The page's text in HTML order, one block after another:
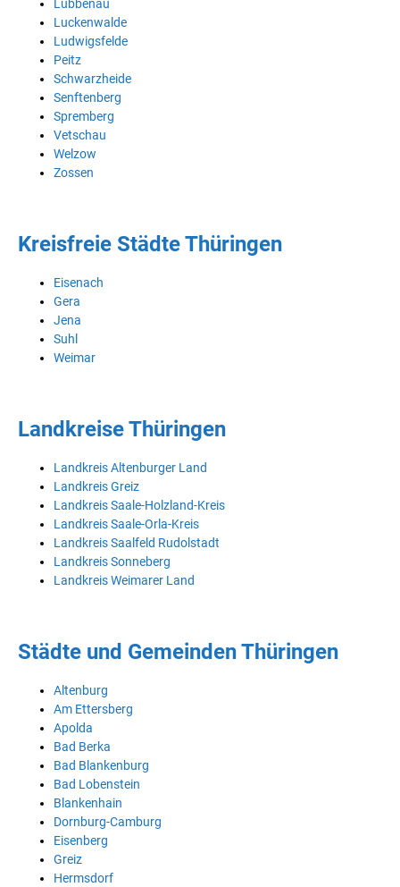
Lübbenau
Luckenwalde
Ludwigsfelde
Peitz
Schwarzheide
Senftenberg
Spremberg
Vetschau
Welzow
Zossen
Kreisfreie Städte Thüringen
Eisenach
Gera
Jena
Suhl
Weimar
Landkreise Thüringen
Landkreis Altenburger Land
Landkreis Greiz
Landkreis Saale-Holzland-Kreis
Landkreis Saale-Orla-Kreis
Landkreis Saalfeld Rudolstadt
Landkreis Sonneberg
Landkreis Weimarer Land
Städte und Gemeinden Thüringen
Altenburg
Am Ettersberg
Apolda
Bad Berka
Bad Blankenburg
Bad Lobenstein
Blankenhain
Dornburg-Camburg
Eisenberg
Greiz
Hermsdorf